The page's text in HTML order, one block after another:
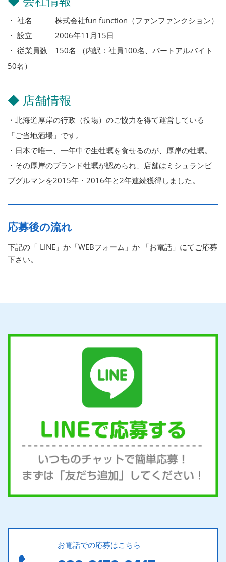
・ 社名 株式会社fun function（ファンファンクション）
・ 設立 2006年11月15日
・ 従業員数 150名 （内訳：社員100名、パートアルバイト
50名）
◆ 店舗情報
・北海道厚岸の行政（役場）のご協力を得て運営している
「ご当地酒場」です。
・日本で唯一、一年中で生牡蠣を食せるのが、厚岸の牡蠣。
・その厚岸のブランド牡蠣が認められ、店舗はミシュランビ
ブグルマンを2015年・2016年と2年連続獲得しました。
応募後の流れ
下記の「 LINE」か「WEBフォーム」か 「お電話」にてご応募
下さい。
お電話での応募はこちら